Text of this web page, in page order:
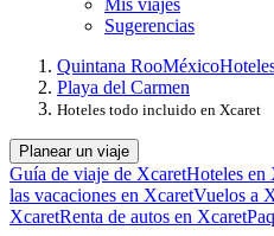
Sugerencias
Quintana RooMéxico
Playa del Carmen
Hoteles todo incluido en Xcaret
Planear un viaje
Guía de viaje de XcaretHoteles en
las vacaciones en XcaretVuelos a
XcaretRenta de autos en Xcaret